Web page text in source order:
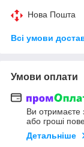
Нова Пошта
Всі умови
Умови оплати
Ви отримаєте
або гроші
Детальніше